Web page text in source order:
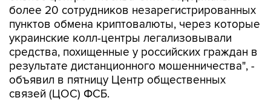
более 20 сотрудников незарегистрированных
пунктов обмена криптовалюты, через которые
украинские колл-центры легализовывали
средства, похищенные у российских граждан в
результате дистанционного мошенничества", -
объявил в пятницу Центр общественных
связей (ЦОС) ФСБ.